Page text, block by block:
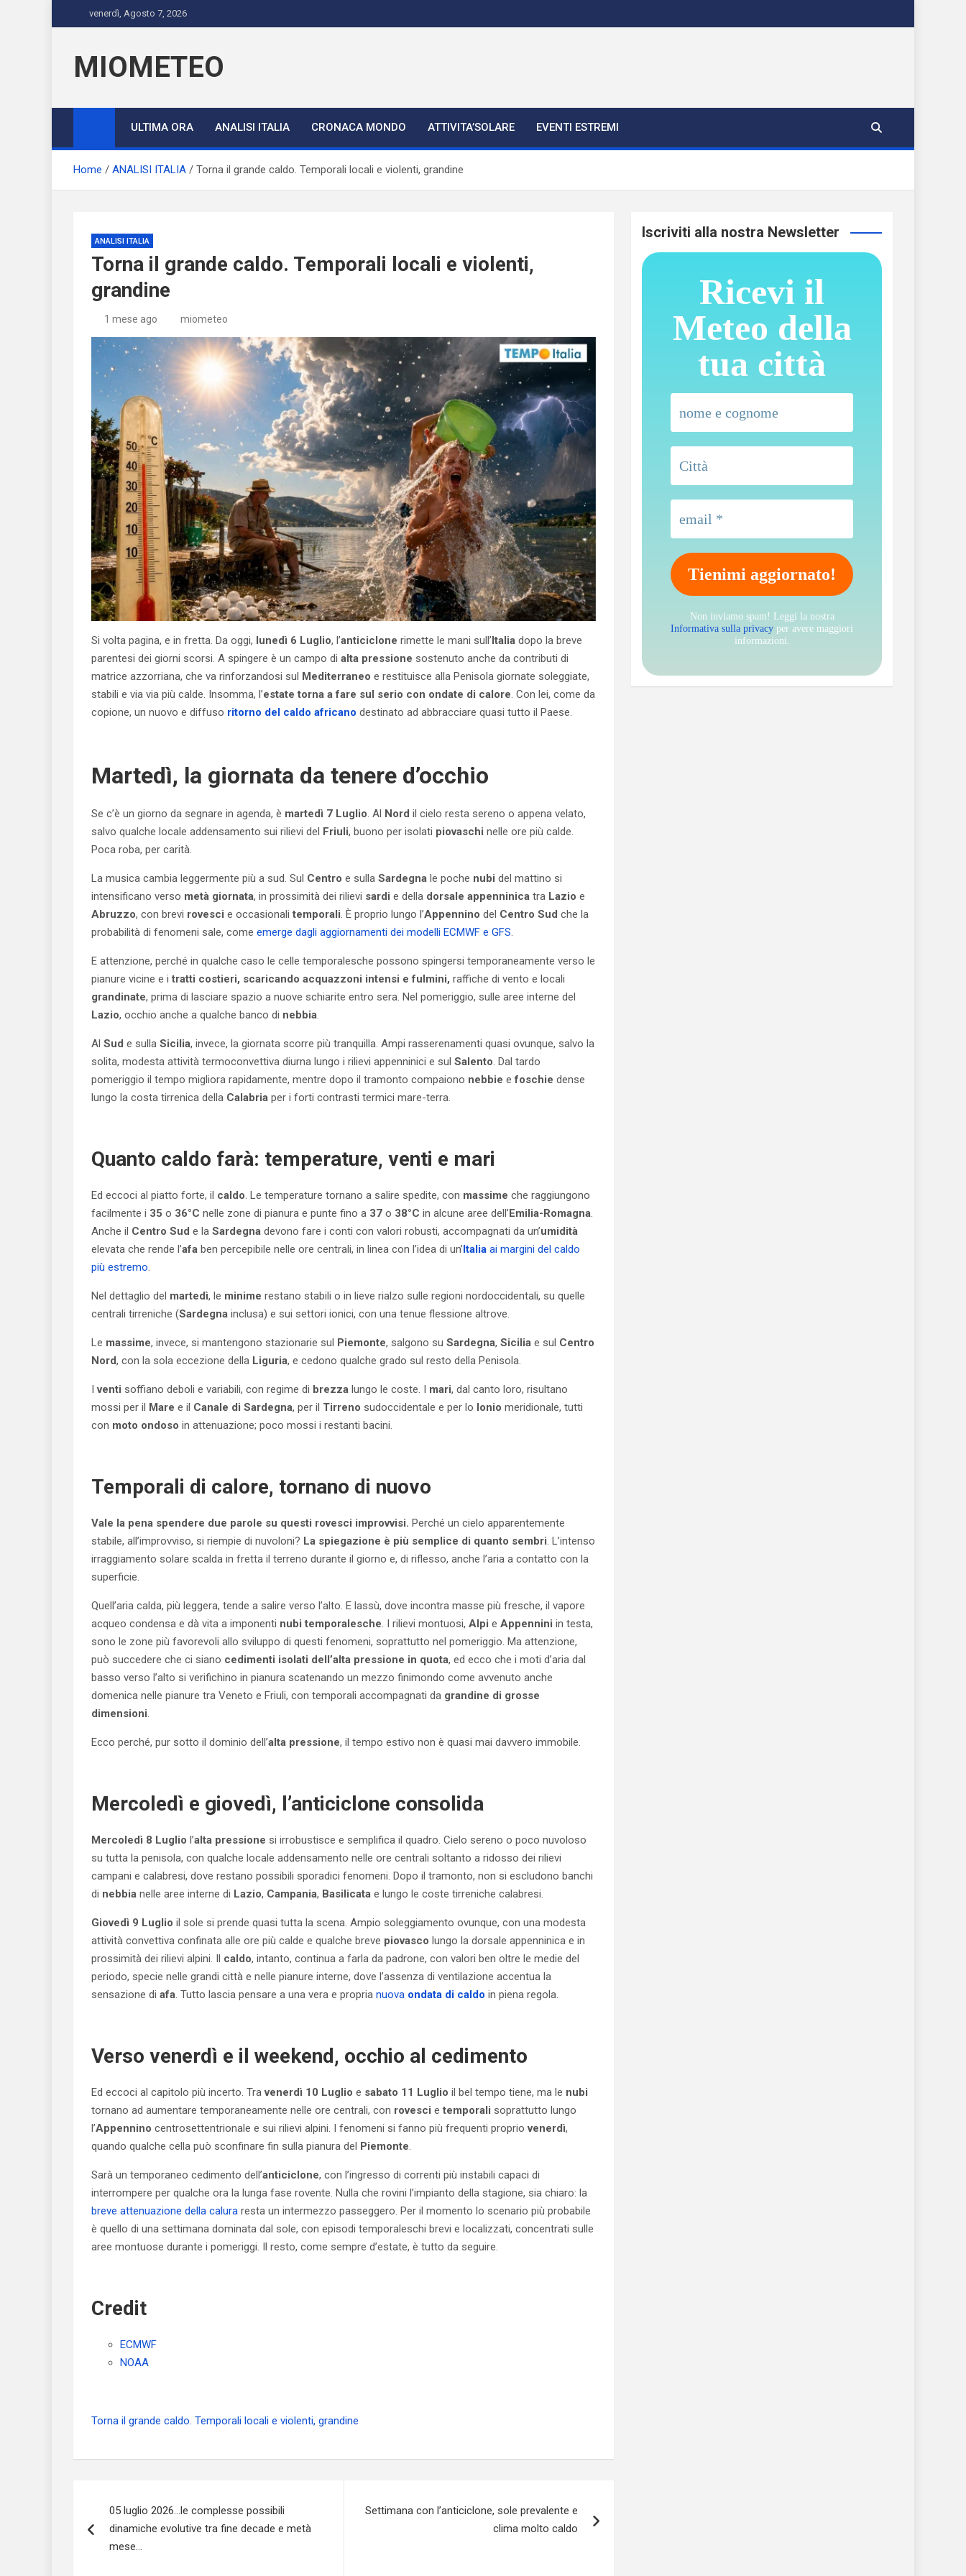
to
venerdì, Agosto 7, 2026
MIOMETEO
ULTIMA ORA ANALISI ITALIA CRONACA MONDO ATTIVITA’SOLARE EVENTI ESTREMI
Home ANALISI ITALIA Torna il grande caldo. Temporali locali e violenti, grandine
ANALISI ITALIA
Torna il grande caldo. Temporali locali e violenti,
grandine
1 mese ago miometeo
Si volta pagina, e in fretta. Da oggi, lunedì 6 Luglio, l’anticiclone rimette le mani sull’Italia dopo la breve
parentesi dei giorni scorsi. A spingere è un campo di alta pressione sostenuto anche da contributi di
matrice azzorriana, che va rinforzandosi sul Mediterraneo e restituisce alla Penisola giornate soleggiate,
stabili e via via più calde. Insomma, l’estate torna a fare sul serio con ondate di calore. Con lei, come da
copione, un nuovo e diffuso ritorno del caldo africano destinato ad abbracciare quasi tutto il Paese.
Martedì, la giornata da tenere d’occhio
Se c’è un giorno da segnare in agenda, è martedì 7 Luglio. Al Nord il cielo resta sereno o appena velato,
salvo qualche locale addensamento sui rilievi del Friuli, buono per isolati piovaschi nelle ore più calde.
Poca roba, per carità.
La musica cambia leggermente più a sud. Sul Centro e sulla Sardegna le poche nubi del mattino si
intensificano verso metà giornata, in prossimità dei rilievi sardi e della dorsale appenninica tra Lazio e
Abruzzo, con brevi rovesci e occasionalitemporali. È proprio lungo l’Appennino del Centro Sud che la
probabilità di fenomeni sale, come emerge dagli aggiornamenti dei modelli ECMWF e GFS.
E attenzione, perché in qualche caso le celle temporalesche possono spingersi temporaneamente verso le
pianure vicine e i tratti costieri, scaricando acquazzoni intensi e fulmini, raffiche di vento e locali
grandinate, prima di lasciare spazio a nuove schiarite entro sera. Nel pomeriggio, sulle aree interne del
Lazio, occhio anche a qualche banco di nebbia.
Al Sud e sulla Sicilia, invece, la giornata scorre più tranquilla. Ampi rasserenamenti quasi ovunque, salvo la
solita, modesta attività termoconvettiva diurna lungo i rilievi appenninici e sul Salento. Dal tardo
pomeriggio il tempo migliora rapidamente, mentre dopo il tramonto compaiono nebbie efoschie dense
lungo la costa tirrenica della Calabria per i forti contrasti termici mare-terra.
Quanto caldo farà: temperature, venti e mari
Ed eccoci al piatto forte, il caldo. Le temperature tornano a salire spedite, con massime che raggiungono
facilmente i 35 o 36°C nelle zone di pianura e punte fino a 37 o 38°C in alcune aree dell’Emilia-Romagna.
Anche il Centro Sud e la Sardegna devono fare i conti con valori robusti, accompagnati da un’umidità
elevata che rende l’afa ben percepibile nelle ore centrali, in linea con l’idea di un’Italia ai margini del caldo
più estremo.
Nel dettaglio del martedì, le minime restano stabili o in lieve rialzo sulle regioni nordoccidentali, su quelle
centrali tirreniche (Sardegna inclusa) e sui settori ionici, con una tenue flessione altrove.
Le massime, invece, si mantengono stazionarie sul Piemonte, salgono su Sardegna, Sicilia e sul Centro
Nord, con la sola eccezione della Liguria, e cedono qualche grado sul resto della Penisola.
Iventi soffiano deboli e variabili, con regime di brezza lungo le coste. I mari, dal canto loro, risultano
mossi per il Mare e il Canale di Sardegna, per il Tirreno sudoccidentale e per lo Ionio meridionale, tutti
con moto ondoso in attenuazione; poco mossi i restanti bacini.
Temporali di calore, tornano di nuovo
Vale la pena spendere due parole su questi rovesci improvvisi. Perché un cielo apparentemente
stabile, all’improvviso, si riempie di nuvoloni? La spiegazione è più semplice di quanto sembri. L’intenso
irraggiamento solare scalda in fretta il terreno durante il giorno e, di riflesso, anche l’aria a contatto con la
superficie.
Quell’aria calda, più leggera, tende a salire verso l’alto. E lassù, dove incontra masse più fresche, il vapore
acqueo condensa e dà vita a imponenti nubi temporalesche. I rilievi montuosi, Alpi e Appennini in testa,
sono le zone più favorevoli allo sviluppo di questi fenomeni, soprattutto nel pomeriggio. Ma attenzione,
può succedere che ci siano cedimenti isolati dell’alta pressione in quota, ed ecco che i moti d’aria dal
basso verso l’alto si verifichino in pianura scatenando un mezzo finimondo come avvenuto anche
domenica nelle pianure tra Veneto e Friuli, con temporali accompagnati da grandine di grosse
dimensioni.
Ecco perché, pur sotto il dominio dell’alta pressione, il tempo estivo non è quasi mai davvero immobile.
Mercoledì e giovedì, l’anticiclone consolida
Mercoledì 8 Luglio l’alta pressione si irrobustisce e semplifica il quadro. Cielo sereno o poco nuvoloso
su tutta la penisola, con qualche locale addensamento nelle ore centrali soltanto a ridosso dei rilievi
campani e calabresi, dove restano possibili sporadici fenomeni. Dopo il tramonto, non si escludono banchi
di nebbia nelle aree interne di Lazio, Campania, Basilicata e lungo le coste tirreniche calabresi.
Giovedì 9 Luglio il sole si prende quasi tutta la scena. Ampio soleggiamento ovunque, con una modesta
attività convettiva confinata alle ore più calde e qualche breve piovasco lungo la dorsale appenninica e in
prossimità dei rilievi alpini. Il caldo, intanto, continua a farla da padrone, con valori ben oltre le medie del
periodo, specie nelle grandi città e nelle pianure interne, dove l’assenza di ventilazione accentua la
sensazione di afa. Tutto lascia pensare a una vera e propria nuova ondata di caldo in piena regola.
Verso venerdì e il weekend, occhio al cedimento
Ed eccoci al capitolo più incerto. Travenerdì 10 Luglio e sabato 11 Luglio il bel tempo tiene, ma le nubi
tornano ad aumentare temporaneamente nelle ore centrali, con rovesci etemporali soprattutto lungo
l’Appennino centrosettentrionale e sui rilievi alpini. I fenomeni si fanno più frequenti propriovenerdì,
quando qualche cella può sconfinare fin sulla pianura del Piemonte.
Sarà un temporaneo cedimento dell’anticiclone, con l’ingresso di correnti più instabili capaci di
interrompere per qualche ora la lunga fase rovente. Nulla che rovini l’impianto della stagione, sia chiaro: la
breve attenuazione della calura resta un intermezzo passeggero. Per il momento lo scenario più probabile
è quello di una settimana dominata dal sole, con episodi temporaleschi brevi e localizzati, concentrati sulle
aree montuose durante i pomeriggi. Il resto, come sempre d’estate, è tutto da seguire.
Credit
ECMWF
NOAA
Torna il grande caldo. Temporali locali e violenti, grandine
articoli
05 luglio 2026…le complesse possibili
dinamiche evolutive tra fine decade e metà
mese…
Settimana con l’anticiclone, sole prevalente e
clima molto caldo
Iscriviti alla nostra Newsletter
Ricevi il
Meteo della
tua città
Non inviamo spam! Leggi la nostra
Informativa sulla privacy per avere maggiori
informazioni.